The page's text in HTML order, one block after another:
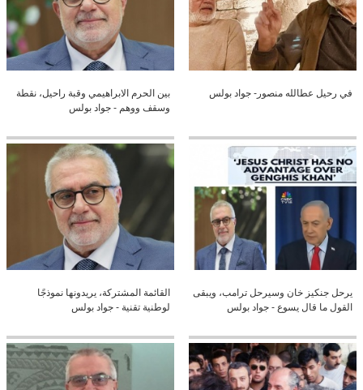
في رحيل عطالله منصور- جواد بولس
بين الحرم الابراهيمي وقبة راحيل، نقطة
وسقف ووهم - جواد بولس
يرحل جنكيز خان وسيرحل ترامب، ويبقى
القول ما قال يسوع - جواد بولس
القائمة المشتركة، يريدونها نموذجًا
لوطنية تقنية - جواد بولس